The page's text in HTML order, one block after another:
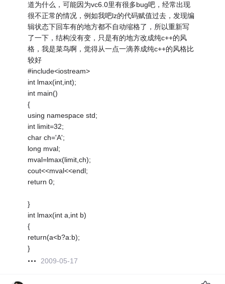
道为什么，可能因为vc6.0里有很多bug吧，经常出现
很不正常的情况，例如我吧lz的代码赋值过去，发现编
辑状态下回车有的地方都不自动缩格了，所以重新写
了一下，结构没有变，只是有的地方改成纯c++的风
格，我是菜鸟啊，觉得从一点一滴养成纯c++的风格比
较好
#include<iostream>
int lmax(int,int);
int main()
{
using namespace std;
int limit=32;
char ch='A';
long mval;
mval=lmax(limit,ch);
cout<<mval<<endl;
return 0;
}
int lmax(int a,int b)
{
return(a<b?a:b);
}
2009-05-17